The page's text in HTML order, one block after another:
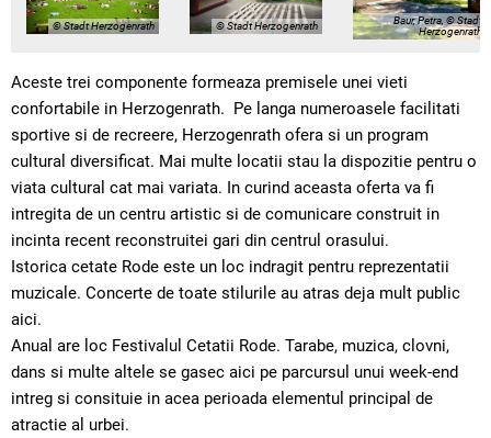
© Stadt Herzogenrath © Stadt Herzogenrath
Baur, Petra, © Stadt
Herzogenrath
Aceste trei componente formeaza premisele unei vieti
confortabile in Herzogenrath. Pe langa numeroasele facilitati
sportive si de recreere, Herzogenrath ofera si un program
cultural diversificat. Mai multe locatii stau la dispozitie pentru o
viata cultural cat mai variata. In curind aceasta oferta va fi
intregita de un centru artistic si de comunicare construit in
incinta recent reconstruitei gari din centrul orasului.
Istorica cetate Rode este un loc indragit pentru reprezentatii
muzicale. Concerte de toate stilurile au atras deja mult public
aici.
Anual are loc Festivalul Cetatii Rode. Tarabe, muzica, clovni,
dans si multe altele se gasec aici pe parcursul unui week-end
intreg si consituie in acea perioada elementul principal de
atractie al urbei.